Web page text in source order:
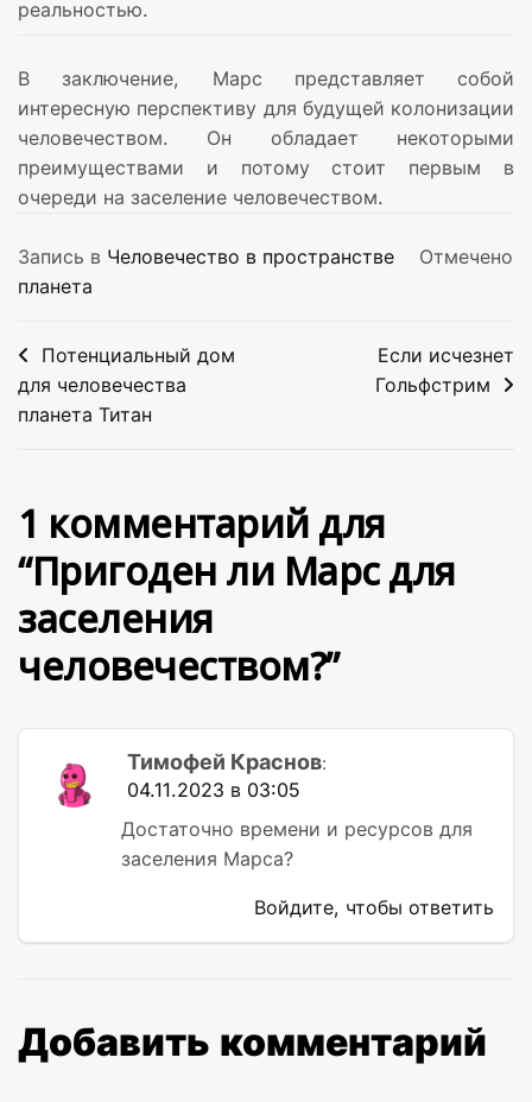
реальностью.
В заключение, Марс представляет собой
интересную перспективу для будущей колонизации
человечеством. Он обладает некоторыми
преимуществами и потому стоит первым в
очереди на заселение человечеством.
Запись в Человечество в пространстве
Отмечено
планета
Навигация
по
записям
Потенциальный дом
для человечества
планета Титан
Если исчезнет
Гольфстрим
1 комментарий для
“Пригоден ли Марс для
заселения
человечеством?”
Тимофей Краснов:
04.11.2023 в 03:05
Достаточно времени и ресурсов для
заселения Марса?
Войдите, чтобы ответить
Добавить комментарий